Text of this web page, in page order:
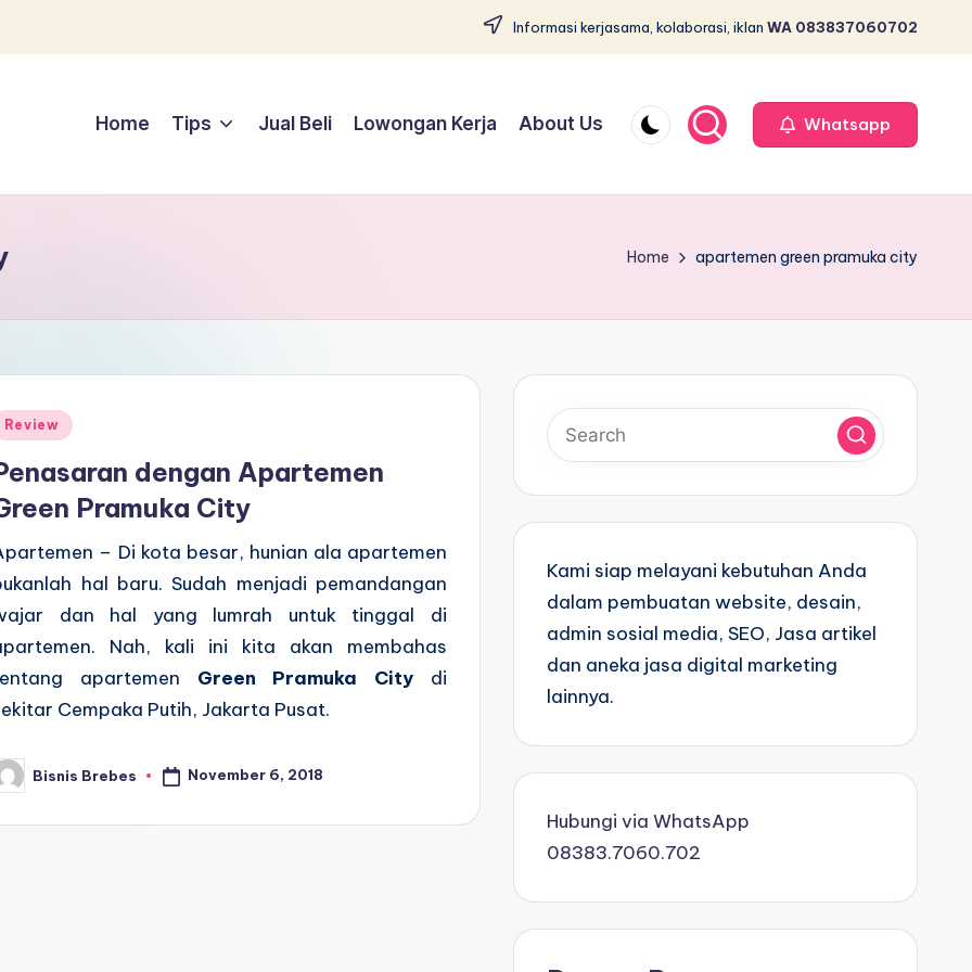
Informasi kerjasama, kolaborasi, iklan WA 083837060702
Home Tips Jual Beli Lowongan Kerja About Us Whatsapp
Home apartemen green pramuka city
Review
dengan Apartemen
Pramuka City
– Di kota besar, hunian ala apartemen
hal baru. Sudah menjadi pemandangan
dan hal yang lumrah untuk tinggal di
Nah, kali ini kita akan membahas
apartemen Green Pramuka City di
Cempaka Putih, Jakarta Pusat.
Bisnis Brebes November 6, 2018
Kami siap melayani kebutuhan Anda
dalam pembuatan website, desain,
admin sosial media, SEO, Jasa artikel
dan aneka jasa digital marketing
lainnya.
Hubungi via WhatsApp
08383.7060.702